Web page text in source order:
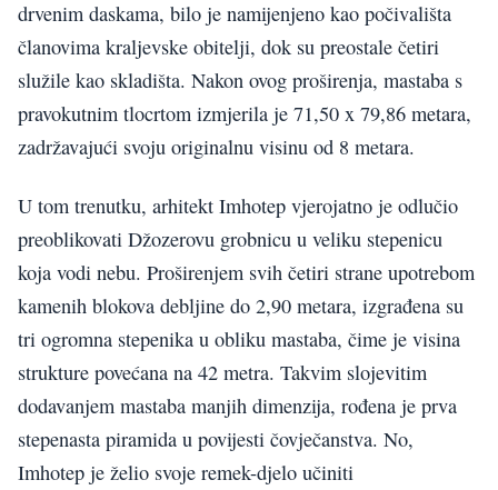
drvenim daskama, bilo je namijenjeno kao počivališta
članovima kraljevske obitelji, dok su preostale četiri
služile kao skladišta. Nakon ovog proširenja, mastaba s
pravokutnim tlocrtom izmjerila je 71,50 x 79,86 metara,
zadržavajući svoju originalnu visinu od 8 metara.
U tom trenutku, arhitekt Imhotep vjerojatno je odlučio
preoblikovati Džozerovu grobnicu u veliku stepenicu
koja vodi nebu. Proširenjem svih četiri strane upotrebom
kamenih blokova debljine do 2,90 metara, izgrađena su
tri ogromna stepenika u obliku mastaba, čime je visina
strukture povećana na 42 metra. Takvim slojevitim
dodavanjem mastaba manjih dimenzija, rođena je prva
stepenasta piramida u povijesti čovječanstva. No,
Imhotep je želio svoje remek-djelo učiniti